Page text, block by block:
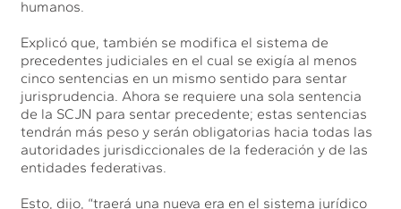
humanos.
Explicó que, también se modifica el sistema de
precedentes judiciales en el cual se exigía al menos
cinco sentencias en un mismo sentido para sentar
jurisprudencia. Ahora se requiere una sola sentencia
de la SCJN para sentar precedente; estas sentencias
tendrán más peso y serán obligatorias hacia todas las
autoridades jurisdiccionales de la federación y de las
entidades federativas.
Esto, dijo, “traerá una nueva era en el sistema jurídico